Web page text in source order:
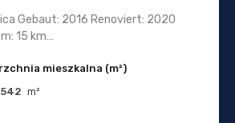
Gebaut: 2016 Renoviert: 2020
15 km…
mieszkalna (m²)
542 m²